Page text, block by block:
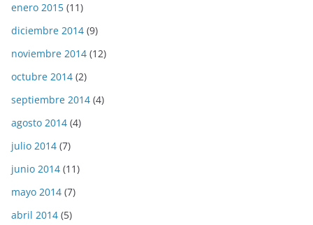
enero 2015 (11)
diciembre 2014 (9)
noviembre 2014 (12)
octubre 2014 (2)
septiembre 2014 (4)
agosto 2014 (4)
julio 2014 (7)
junio 2014 (11)
mayo 2014 (7)
abril 2014 (5)